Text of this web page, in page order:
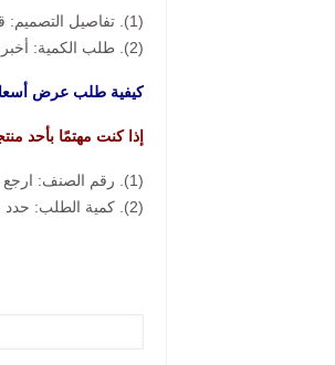
(1). تفاصيل التصميم: قم بتضمين أي رسومات أو صور مرجعية أو مواصفات أو أفكار لديك.
(2). طلب الكمية: أخبرنا بعدد القطع التي تخطط لطلبها.
كيفية طلب عرض
إذا كنت مهتمًا بأحد
(1). رقم الصنف: ارجع إلى رقم المنتج المدرج على الموقع الإلكتروني.
(2). كمية الطلب: حدد عدد الوحدات التي ترغب في شرائها.